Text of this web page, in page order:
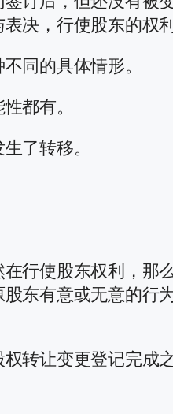
决，行使股东的权
同的具体情形。
都有。
了转移。
行使股东权利，那
东有意或无意的行
转让变更登记完成